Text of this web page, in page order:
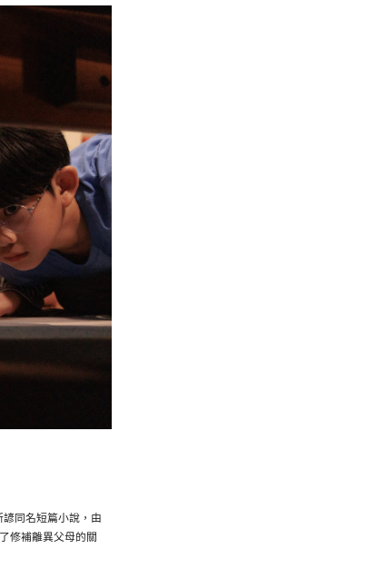
同名短篇小說，由
修補離異父母的關